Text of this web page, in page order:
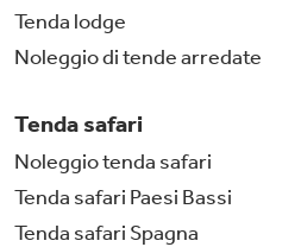
Tenda lodge
Noleggio di tende arredate
Tenda safari
Noleggio tenda safari
Tenda safari Paesi Bassi
Tenda safari Spagna